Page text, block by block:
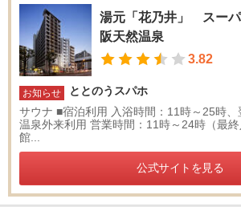
湯元「花乃井」 スー
阪天然温泉
3.82
お知らせ
ととのうスパホ
サウナ ■宿泊利用 入浴時間：11時～25時
温泉外来利用 営業時間：11時～24時（最
館...
公式サイトを見る